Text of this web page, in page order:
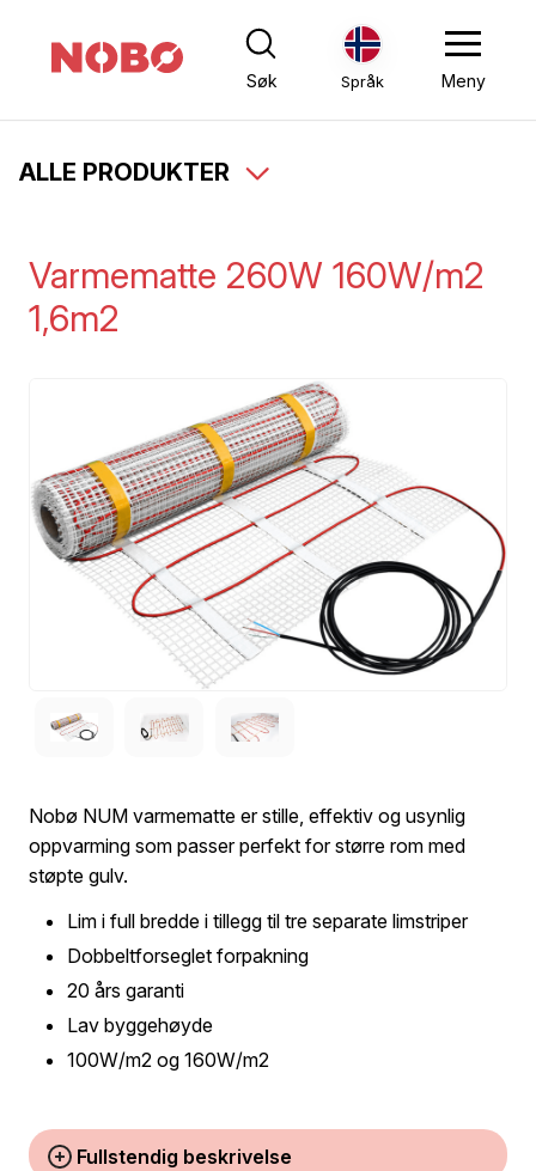
Søk Språk Meny
ALLE PRODUKTER
Varmematte 260W 160W/m2
1,6m2
Nobø NUM varmematte er stille, effektiv og usynlig
oppvarming som passer perfekt for større rom med
støpte gulv.
Lim i full bredde i tillegg til tre separate limstriper
Dobbeltforseglet forpakning
20 års garanti
Lav byggehøyde
100W/m2 og 160W/m2
Fullstendig beskrivelse